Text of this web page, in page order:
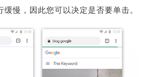
慢，因此您可以决定是否要单击。